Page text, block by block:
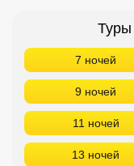
Туры
7 ночей
9 ночей
11 ночей
13 ночей